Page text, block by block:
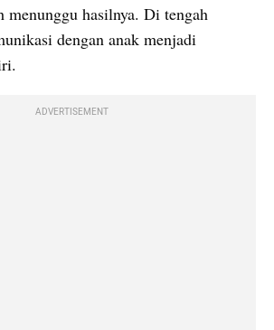
hasilnya. Di tengah
dengan anak menjadi
ADVERTISEMENT